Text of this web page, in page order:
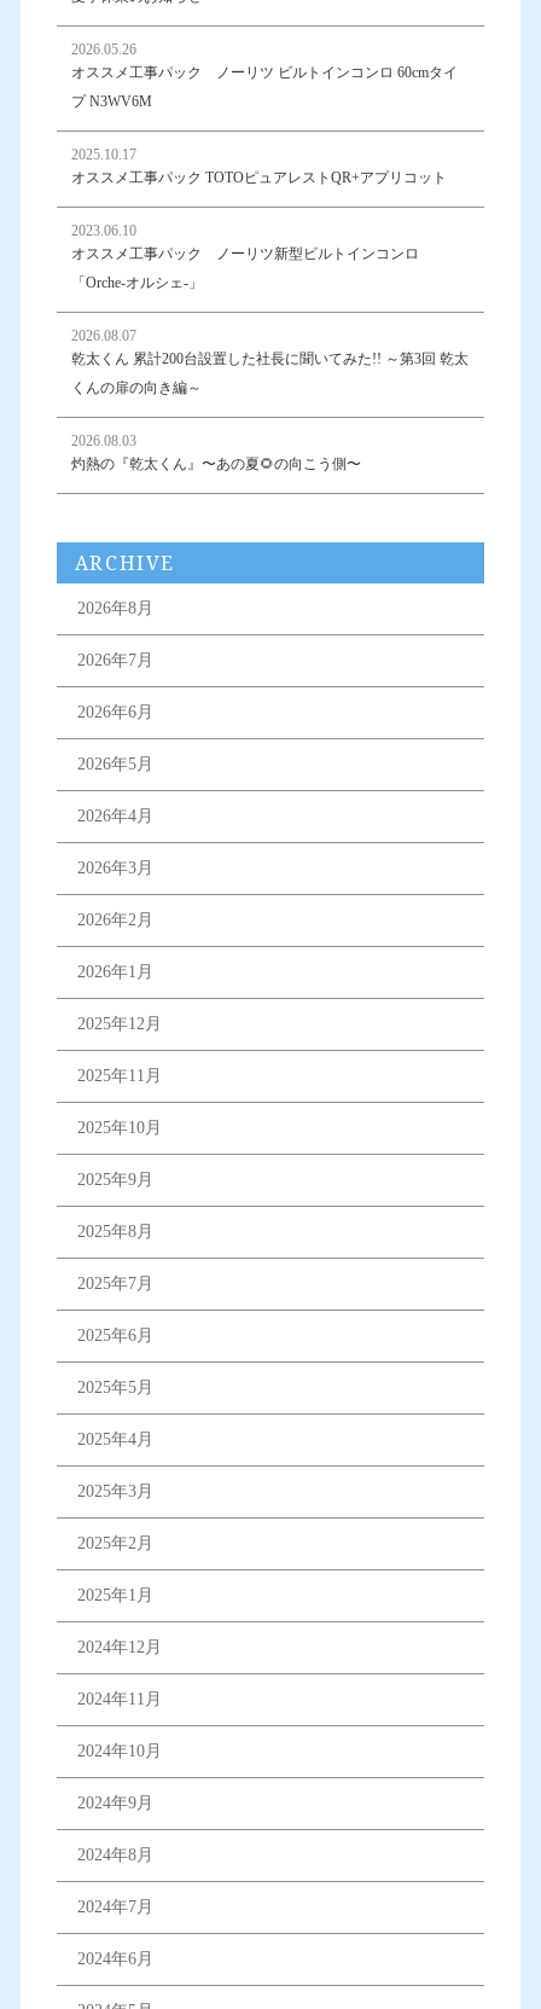
2026.05.26
オススメ工事パック ノーリツ ビルトインコンロ 60cmタイ
プ N3WV6M
2025.10.17
オススメ工事パック TOTOピュアレストQR+アプリコット
2023.06.10
オススメ工事パック ノーリツ新型ビルトインコンロ
「Orche-オルシェ-」
2026.08.07
乾太くん 累計200台設置した社長に聞いてみた!! ～第3回 乾太
くんの扉の向き編～
2026.08.03
灼熱の『乾太くん』〜あの夏🌻の向こう側〜
ARCHIVE
2026年8月
2026年7月
2026年6月
2026年5月
2026年4月
2026年3月
2026年2月
2026年1月
2025年12月
2025年11月
2025年10月
2025年9月
2025年8月
2025年7月
2025年6月
2025年5月
2025年4月
2025年3月
2025年2月
2025年1月
2024年12月
2024年11月
2024年10月
2024年9月
2024年8月
2024年7月
2024年6月